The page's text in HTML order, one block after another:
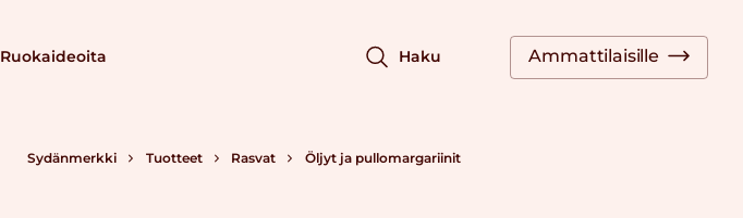
Ruokaideoita Haku Ammattilaisille
Sydänmerkki Tuotteet Rasvat Öljyt ja pullomargariinit